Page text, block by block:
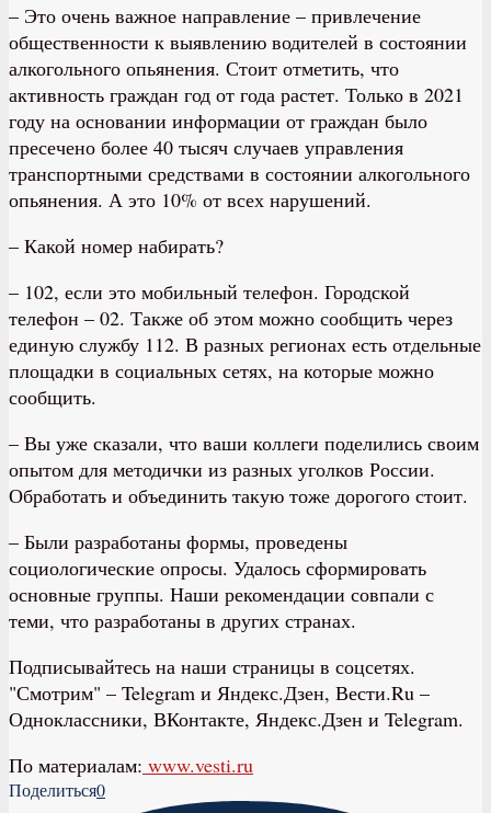
– Это очень важное направление – привлечение
общественности к выявлению водителей в состоянии
алкогольного опьянения. Стоит отметить, что
активность граждан год от года растет. Только в 2021
году на основании информации от граждан было
пресечено более 40 тысяч случаев управления
транспортными средствами в состоянии алкогольного
опьянения. А это 10% от всех нарушений.
– Какой номер набирать?
– 102, если это мобильный телефон. Городской
телефон – 02. Также об этом можно сообщить через
единую службу 112. В разных регионах есть отдельные
площадки в социальных сетях, на которые можно
сообщить.
– Вы уже сказали, что ваши коллеги поделились своим
опытом для методички из разных уголков России.
Обработать и объединить такую тоже дорогого стоит.
– Были разработаны формы, проведены
социологические опросы. Удалось сформировать
основные группы. Наши рекомендации совпали с
теми, что разработаны в других странах.
Подписывайтесь на наши страницы в соцсетях.
"Смотрим" – Telegram и Яндекс.Дзен, Вести.Ru –
Одноклассники, ВКонтакте, Яндекс.Дзен и Telegram.
По материалам: www.vesti.ru
Поделиться0